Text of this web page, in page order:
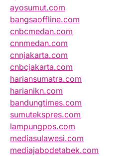
ayosumut.com
bangsaoffline.com
cnbcmedan.com
cnnmedan.com
cnnjakarta.com
cnbcjakarta.com
hariansumatra.com
harianikn.com
bandungtimes.com
sumutekspres.com
lampungpos.com
mediasulawesi.com
mediajabodetabek.com